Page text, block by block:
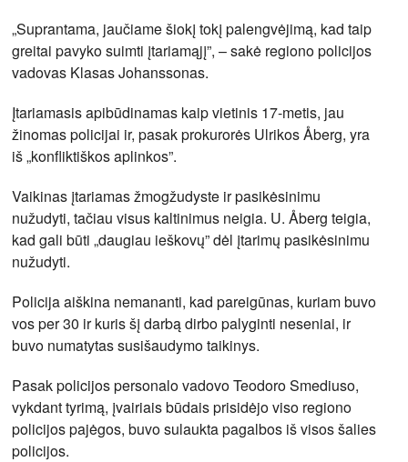
„Suprantama, jaučiame šiokį tokį palengvėjimą, kad taip
greitai pavyko suimti įtariamąjį”, – sakė regiono policijos
vadovas Klasas Johanssonas.
Įtariamasis apibūdinamas kaip vietinis 17-metis, jau
žinomas policijai ir, pasak prokurorės Ulrikos Åberg, yra
iš „konfliktiškos aplinkos”.
Vaikinas įtariamas žmogžudyste ir pasikėsinimu
nužudyti, tačiau visus kaltinimus neigia. U. Åberg teigia,
kad gali būti „daugiau ieškovų” dėl įtarimų pasikėsinimu
nužudyti.
Policija aiškina nemananti, kad pareigūnas, kuriam buvo
vos per 30 ir kuris šį darbą dirbo palyginti neseniai, ir
buvo numatytas susišaudymo taikinys.
Pasak policijos personalo vadovo Teodoro Smediuso,
vykdant tyrimą, įvairiais būdais prisidėjo viso regiono
policijos pajėgos, buvo sulaukta pagalbos iš visos šalies
policijos.